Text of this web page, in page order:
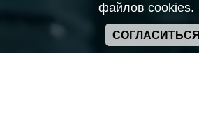
файлов cookies.
СОГЛАСИТЬСЯ